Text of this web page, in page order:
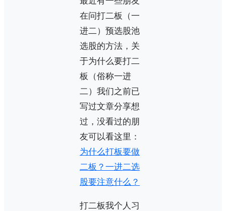
在问打二板（一
进二）预选股池
选股的方法，关
于为什么要打二
板（俗称一进
二）我们之前已
写过文章分享想
过，没看过的朋
友可以看这里：
为什么打板要做
二板？一进二选
股要注意什么？
打二板我个人习